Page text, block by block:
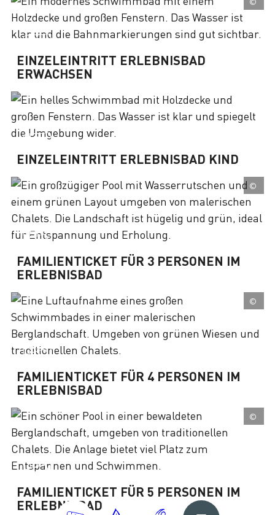
©
EINZELEINTRITT ERLEBNISBAD
ERWACHSEN
EINZELEINTRITT ERLEBNISBAD KIND
©
FAMILIENTICKET FÜR 3 PERSONEN IM
ERLEBNISBAD
©
FAMILIENTICKET FÜR 4 PERSONEN IM
ERLEBNISBAD
©
FAMILIENTICKET FÜR 5 PERSONEN IM
ERLEBNISBAD